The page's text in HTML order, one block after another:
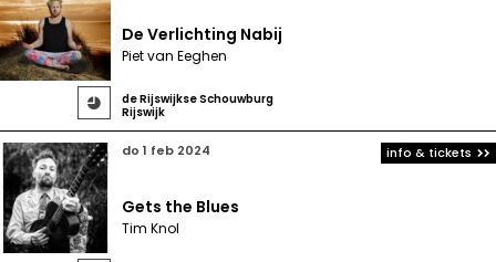

De Verlichting Nabij
Piet van Eeghen
de Rijswijkse Schouwburg
Rijswijk
do 1 feb 2024
Gets the Blues
Tim Knol
info & tickets